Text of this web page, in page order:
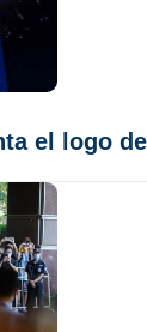
el logo